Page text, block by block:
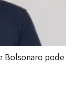
Bolsonaro pode